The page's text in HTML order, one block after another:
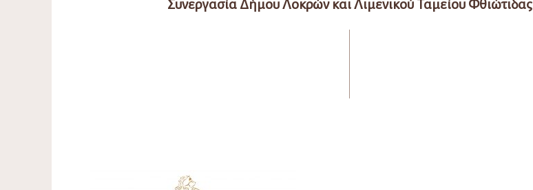
Συνεργασία Δήμου Λοκρών και Λιμενικού Ταμείου Φθιώτιδας